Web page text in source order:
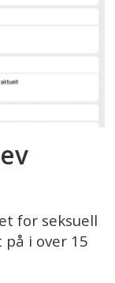
for seksuell
i over 15